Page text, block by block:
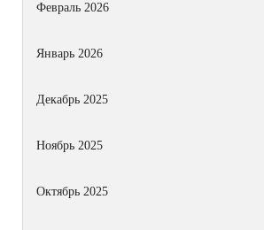
Февраль 2026
Январь 2026
Декабрь 2025
Ноябрь 2025
Октябрь 2025